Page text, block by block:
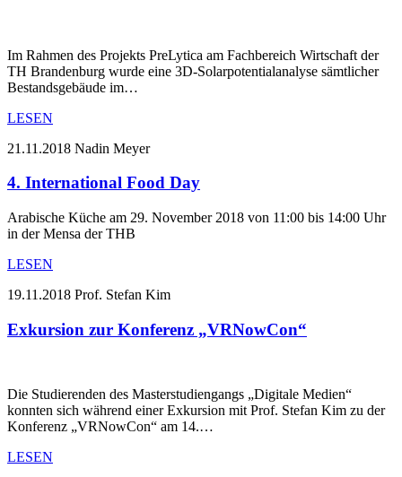
Im Rahmen des Projekts PreLytica am Fachbereich Wirtschaft der
TH Brandenburg wurde eine 3D-Solarpotentialanalyse sämtlicher
Bestandsgebäude im…
LESEN
21.11.2018 Nadin Meyer
4. International Food Day
Arabische Küche am 29. November 2018 von 11:00 bis 14:00 Uhr
in der Mensa der THB
LESEN
19.11.2018 Prof. Stefan Kim
Exkursion zur Konferenz „VRNowCon“
Die Studierenden des Masterstudiengangs „Digitale Medien“
konnten sich während einer Exkursion mit Prof. Stefan Kim zu der
Konferenz „VRNowCon“ am 14.…
LESEN